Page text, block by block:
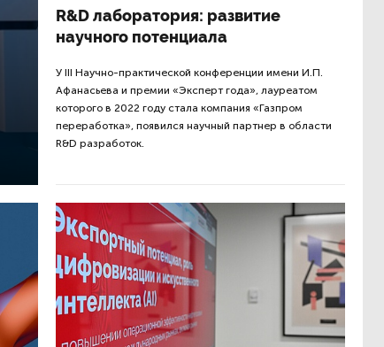
R&D лаборатория: развитие
научного потенциала
У III Научно-практической конференции имени И.П.
Афанасьева и премии «Эксперт года», лауреатом
которого в 2022 году стала компания «Газпром
переработка», появился научный партнер в области
R&D разработок.